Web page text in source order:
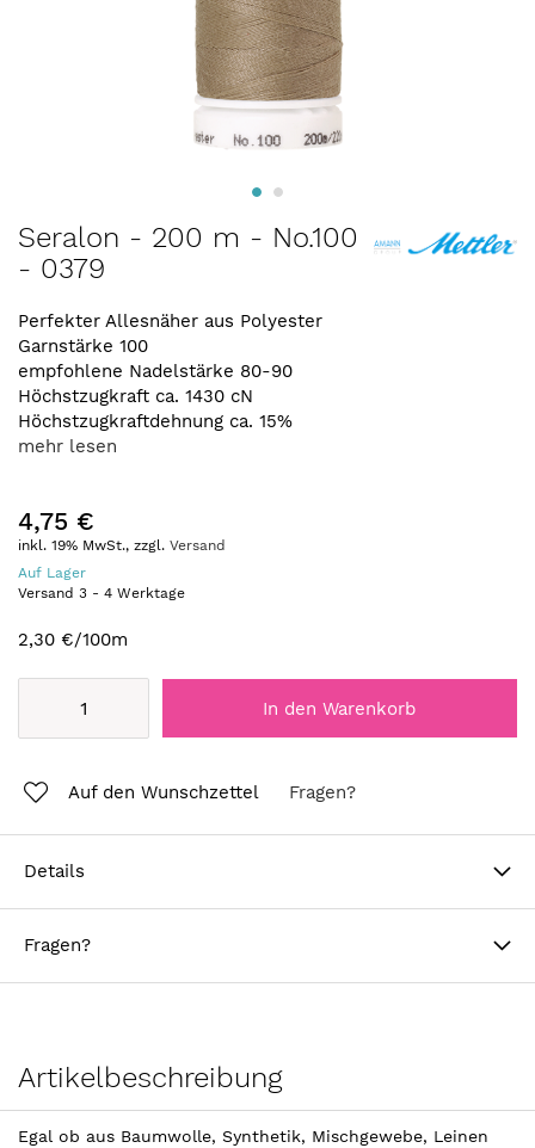
Anfang
der
springen
Seralon - 200 m - No.100
- 0379
Perfekter Allesnäher aus Polyester
Garnstärke 100
empfohlene Nadelstärke 80-90
Höchstzugkraft ca. 1430 cN
Höchstzugkraftdehnung ca. 15%
mehr lesen
4,75 €
inkl. 19% MwSt., zzgl. Versand
Auf Lager
Versand 3 - 4 Werktage
2,30 €/100m
In den Warenkorb
Auf den Wunschzettel Fragen?
Details
Fragen?
Artikelbeschreibung
Egal ob aus Baumwolle, Synthetik, Mischgewebe, Leinen